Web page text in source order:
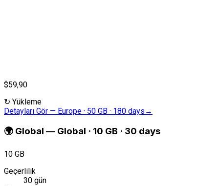
$59,90
↻ Yükleme
Detayları Gör — Europe · 50 GB · 180 days →
🌍 Global — Global · 10 GB · 30 days
10 GB
Geçerlilik
30 gün